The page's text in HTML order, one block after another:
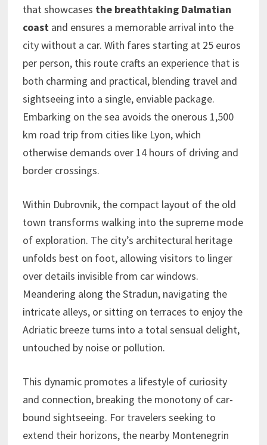
that showcases the breathtaking Dalmatian
coast and ensures a memorable arrival into the
city without a car. With fares starting at 25 euros
per person, this route crafts an experience that is
both charming and practical, blending travel and
sightseeing into a single, enviable package.
Embarking on the sea avoids the onerous 1,500
km road trip from cities like Lyon, which
otherwise demands over 14 hours of driving and
border crossings.
Within Dubrovnik, the compact layout of the old
town transforms walking into the supreme mode
of exploration. The city’s architectural heritage
unfolds best on foot, allowing visitors to linger
over details invisible from car windows.
Meandering along the Stradun, navigating the
intricate alleys, or sitting on terraces to enjoy the
Adriatic breeze turns into a total sensual delight,
untouched by noise or pollution.
This dynamic promotes a lifestyle of curiosity
and connection, breaking the monotony of car-
bound sightseeing. For travelers seeking to
extend their horizons, the nearby Montenegrin